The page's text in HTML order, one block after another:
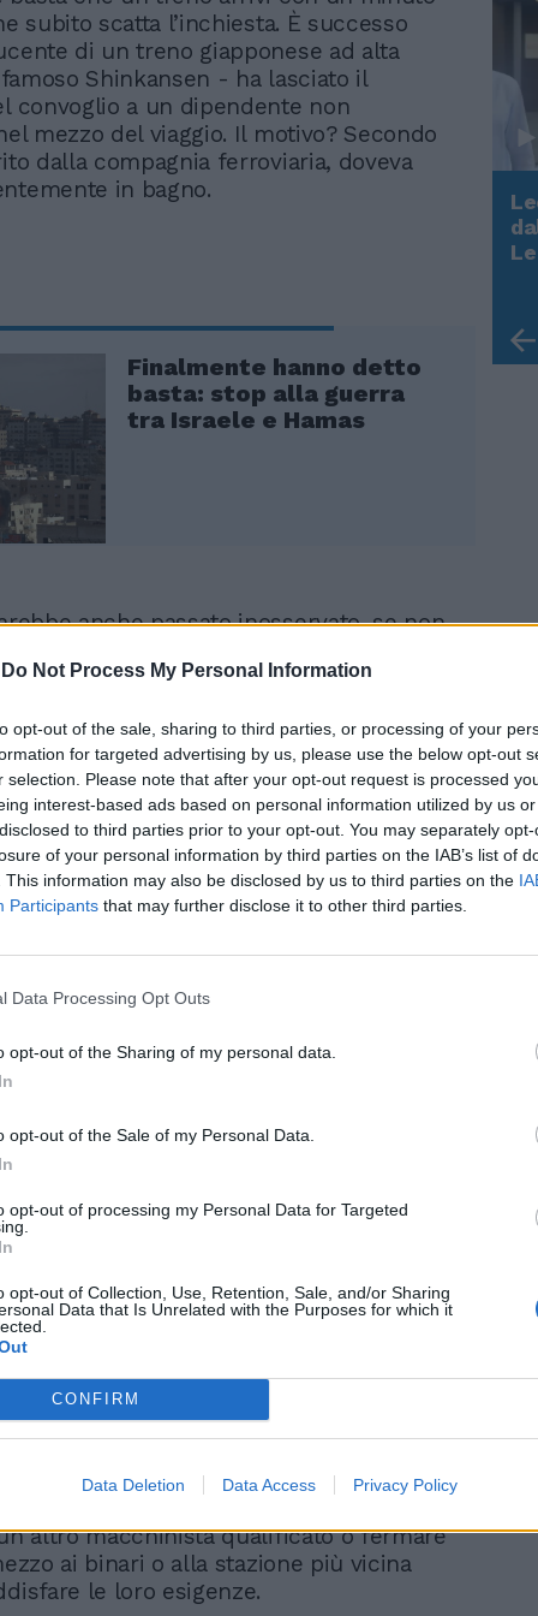
Do Not Process My Personal Information
opt-out of the sale, sharing to third parties, or processing of your
for targeted advertising by us, please use the below opt-out
selection. Please note that after your opt-out request is processed
interest-based ads based on personal information utilized by us
to third parties prior to your opt-out. You may separately
of your personal information by third parties on the IAB’s list of
This information may also be disclosed by us to third parties on the
Participants that may further disclose it to other third parties.
Data Processing Opt Outs
opt-out of the Sharing of my personal data.
opt-out of the Sale of my Personal Data.
opt-out of processing my Personal Data for Targeted
opt-out of Collection, Use, Retention, Sale, and/or Sharing
Data that Is Unrelated with the Purposes for which it
CONFIRM
Data Deletion Data Access Privacy Policy
subito scatta l’inchiesta. È successo
di un treno giapponese ad alta
Shinkansen - ha lasciato il
convoglio a un dipendente non
mezzo del viaggio. Il motivo? Secondo
dalla compagnia ferroviaria, doveva
in bagno.
Finalmente hanno detto
basta: stop alla guerra
tra Israele e Hamas
anche passato inosservato, se non
che ha immediatamente scatenato
ha ammesso di aver lasciato il suo posto
mal di pancia e ha quindi chiesto ad un
(non qualificato) di assumere il controllo
aveva 160 passeggeri a bordo e che
momento a 150 Km all’ora. Si è assentato
ma è bastato perchè il convoglio
stazione in ritardo rispetto alla tabella di
suicidio”. Incubo Harry,
sono pesantemente monitorati dal
deve rimanere al suo posto per gestire
Generalmente, quando i
sono al comando del treno, devono
altro macchinista qualificato o fermare
ai binari o alla stazione più vicina
le loro esigenze.